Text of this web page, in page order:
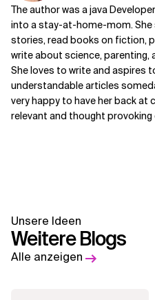
The author was a java
into a stay-at-home-mom.
stories, read books on fiction,
write about science,
She loves to write and aspires
understandable articles
very happy to have her back at
relevant and thought
Unsere Ideen
Weitere Blogs
Alle anzeigen